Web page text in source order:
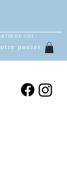
DE 150€
panier